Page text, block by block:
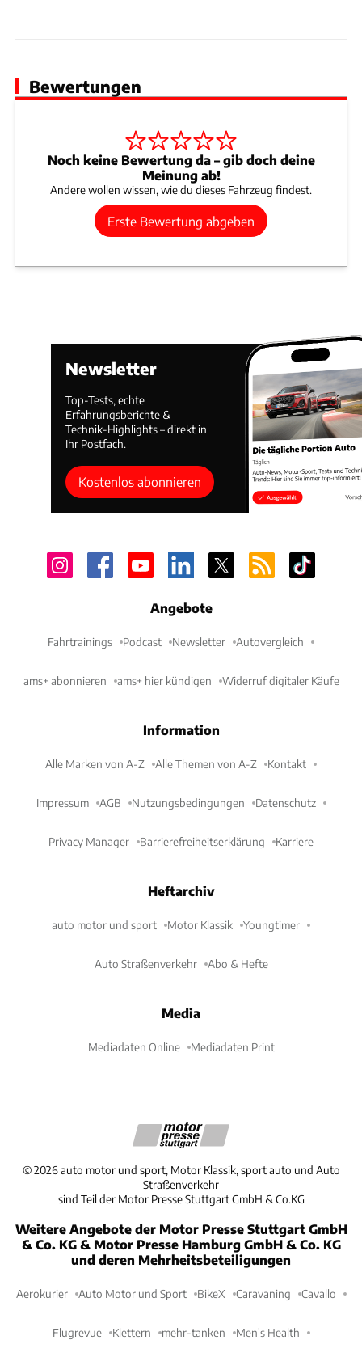
Bewertungen
Noch keine Bewertung da – gib doch deine
Meinung ab!
Andere wollen wissen, wie du dieses Fahrzeug findest.
Erste Bewertung abgeben
Newsletter
Top-Tests, echte
Erfahrungsberichte &
Technik-Highlights – direkt in
Ihr Postfach.
Kostenlos abonnieren
Angebote
Fahrtrainings Podcast Newsletter Autovergleich
ams+ abonnieren ams+ hier kündigen Widerruf digitaler Käufe
Information
Alle Marken von A-Z Alle Themen von A-Z Kontakt
Impressum AGB Nutzungsbedingungen Datenschutz
Privacy Manager Barrierefreiheitserklärung Karriere
Heftarchiv
auto motor und sport Motor Klassik Youngtimer
Auto Straßenverkehr Abo & Hefte
Media
Mediadaten Online Mediadaten Print
©2026 auto motor und sport, Motor Klassik, sport auto und Auto
Straßenverkehr
sind Teil der Motor Presse Stuttgart GmbH & Co.KG
Weitere Angebote der Motor Presse Stuttgart GmbH
& Co. KG & Motor Presse Hamburg GmbH & Co. KG
und deren Mehrheitsbeteiligungen
Aerokurier Auto Motor und Sport BikeX Caravaning Cavallo
Flugrevue Klettern mehr-tanken Men's Health